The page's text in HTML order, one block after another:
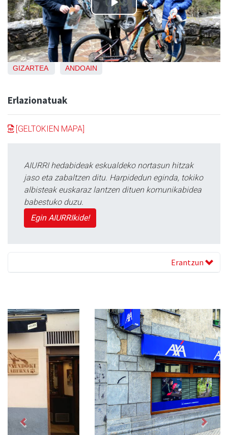
GIZARTEA ANDOAIN
Erlazionatuak
[GELTOKIEN MAPA]
AIURRI hedabideak eskualdeko nortasun hitzak
jaso eta zabaltzen ditu. Harpidedun eginda, tokiko
albisteak euskaraz lantzen dituen komunikabidea
babestuko duzu.
Egin AIURRIkide!
Erantzun
Previous Next